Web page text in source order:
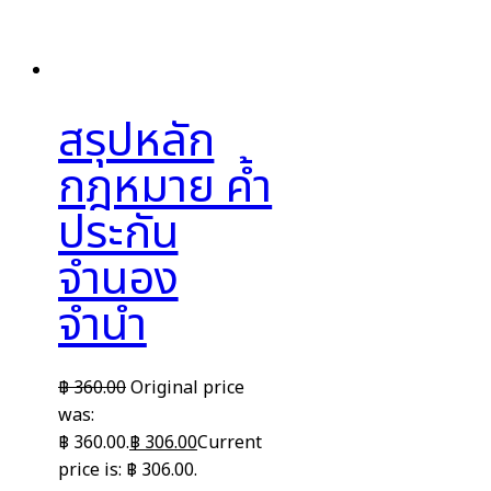
สรุปหลัก
กฎหมาย ค้ำ
ประกัน
จำนอง
จำนำ
฿360.00Original price
was:
฿ 360.00.฿306.00Current
price is: ฿ 306.00.